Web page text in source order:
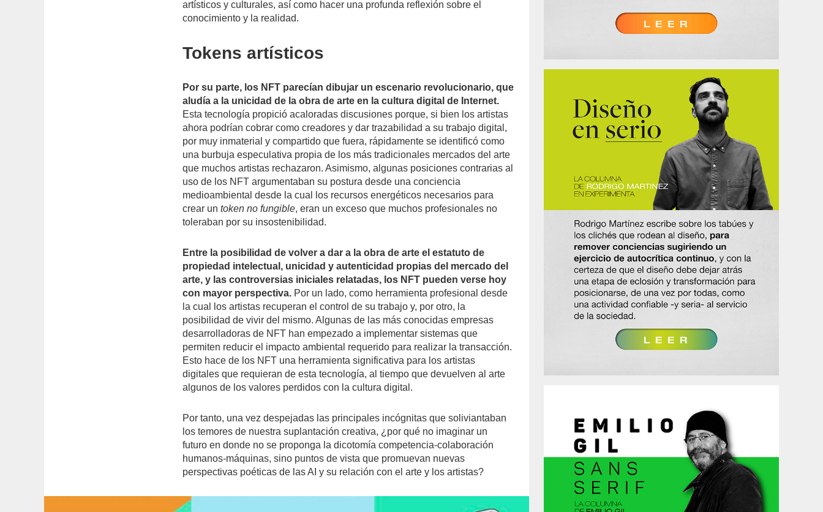
artísticos y culturales, así como hacer una profunda reflexión sobre el
conocimiento y la realidad.
Tokens artísticos
Por su parte, los NFT parecían dibujar un escenario revolucionario, que
aludía a la unicidad de la obra de arte en la cultura digital de Internet.
Esta tecnología propició acaloradas discusiones porque, si bien los artistas
ahora podrían cobrar como creadores y dar trazabilidad a su trabajo digital,
por muy inmaterial y compartido que fuera, rápidamente se identificó como
una burbuja especulativa propia de los más tradicionales mercados del arte
que muchos artistas rechazaron. Asimismo, algunas posiciones contrarias al
uso de los NFT argumentaban su postura desde una conciencia
medioambiental desde la cual los recursos energéticos necesarios para
crear untoken no fungible, eran un exceso que muchos profesionales no
toleraban por su insostenibilidad.
Entre la posibilidad de volver a dar a la obra de arte el estatuto de
propiedad intelectual, unicidad y autenticidad propias del mercado del
arte, y las controversias iniciales relatadas, los NFT pueden verse hoy
con mayor perspectiva. Por un lado, como herramienta profesional desde
la cual los artistas recuperan el control de su trabajo y, por otro, la
posibilidad de vivir del mismo. Algunas de las más conocidas empresas
desarrolladoras de NFT han empezado a implementar sistemas que
permiten reducir el impacto ambiental requerido para realizar la transacción.
Esto hace de los NFT una herramienta significativa para los artistas
digitales que requieran de esta tecnología, al tiempo que devuelven al arte
algunos de los valores perdidos con la cultura digital.
Por tanto, una vez despejadas las principales incógnitas que soliviantaban
los temores de nuestra suplantación creativa, ¿por qué no imaginar un
futuro en donde no se proponga la dicotomía competencia-colaboración
humanos-máquinas, sino puntos de vista que promuevan nuevas
perspectivas poéticas de las AI y su relación con el arte y los artistas?